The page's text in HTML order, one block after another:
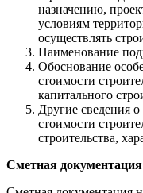
назначению,
условиям
осуществлять
Наименование
Обоснование
стоимости
капитального
Другие сведения
стоимости
строительства,
Сметная документация